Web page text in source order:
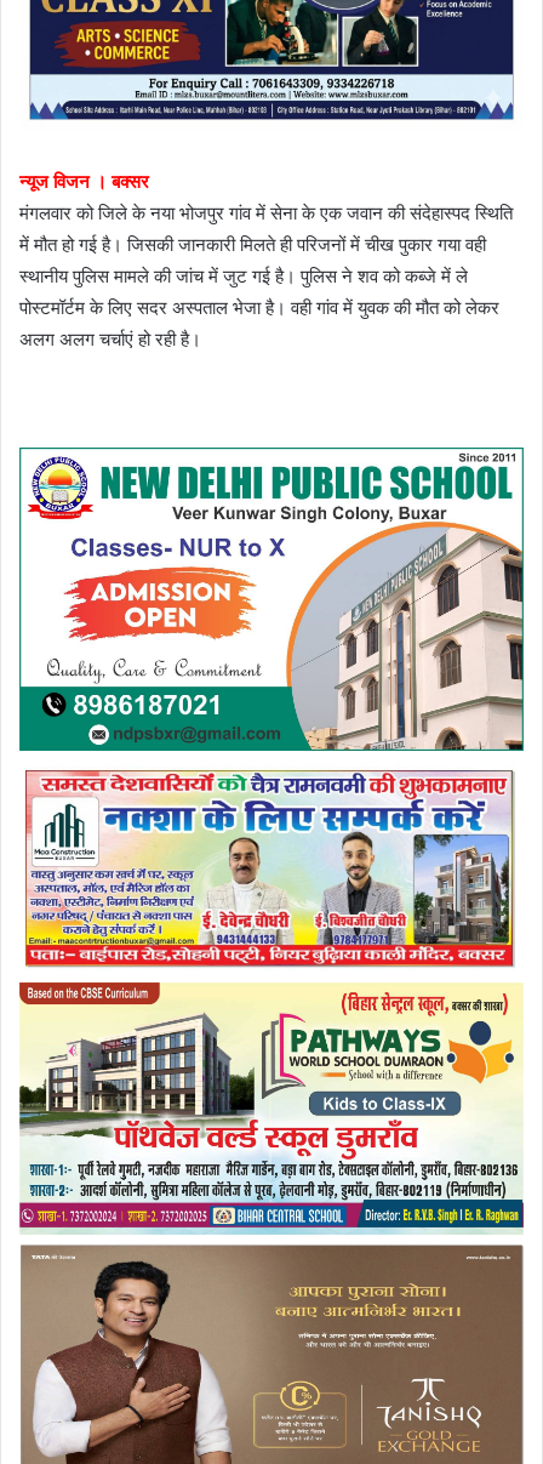
न्यूज विजन । बक्सर
मंगलवार को जिले के नया भोजपुर गांव में सेना के एक जवान की संदेहास्पद स्थिति
में मौत हो गई है। जिसकी जानकारी मिलते ही परिजनों में चीख पुकार गया वही
स्थानीय पुलिस मामले की जांच में जुट गई है। पुलिस ने शव को कब्जे में ले
पोस्टमॉर्टम के लिए सदर अस्पताल भेजा है। वही गांव में युवक की मौत को लेकर
अलग अलग चर्चाएं हो रही है।